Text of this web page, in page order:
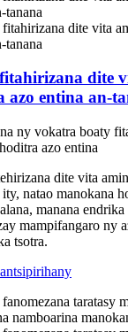
dite
azo entina an-
ny vokatra boaty
azo entina
dite vita
natao manokana
manana
mampifangaro ny
tsotra.
antsipirihany